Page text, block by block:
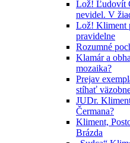
Lož! Ľudovít
nevidel. V
Lož! Kliment
pravidelne
Rozumné
Klamár a
mozaika?
Prejav
stíhať
JUDr.
Čermana?
Kliment,
Brázda